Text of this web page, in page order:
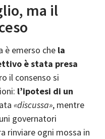
ma il
è emerso che la
è stata presa
il consenso si
l’ipotesi di un
«discussa», mentre
governatori
rinviare ogni mossa in